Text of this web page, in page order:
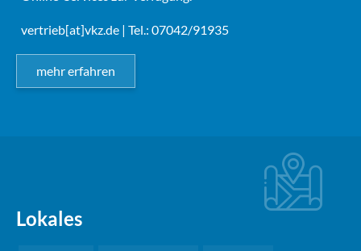
vertrieb[at]vkz.de | Tel.: 07042/91935
mehr erfahren
Lokales